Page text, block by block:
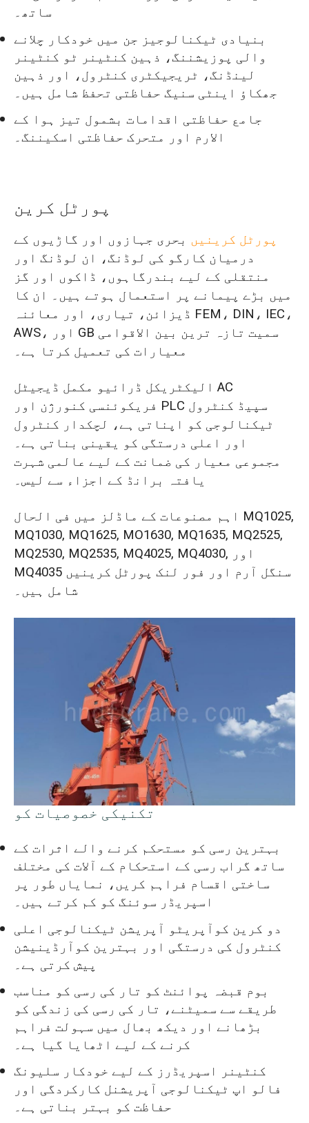
ساتھ۔
بنیادی ٹیکنالوجیز جن میں خودکار چلانے
والی پوزیشننگ، ذہین کنٹینر ٹو کنٹینر
لینڈنگ، ٹریجیکٹری کنٹرول، اور ذہین
جھکاؤ اینٹی سنیگ حفاظتی تحفظ شامل ہیں۔
جامع حفاظتی اقدامات بشمول تیز ہوا کے
الارم اور متحرک حفاظتی اسکیننگ۔
پورٹل کرین
پورٹل کرینیں بحری جہازوں اور گاڑیوں کے
درمیان کارگو کی لوڈنگ، ان لوڈنگ اور
منتقلی کے لیے بندرگاہوں، ڈاکوں اور گز
میں بڑے پیمانے پر استعمال ہوتے ہیں۔ ان کا
ڈیزائن، تیاری، اور معائنہ FEM، DIN، IEC،
AWS، اور GB سمیت تازہ ترین بین الاقوامی
معیارات کی تعمیل کرتا ہے۔
الیکٹریکل ڈرائیو مکمل ڈیجیٹل AC
فریکوئنسی کنورژن اور PLC سپیڈ کنٹرول
ٹیکنالوجی کو اپناتی ہے، لچکدار کنٹرول
اور اعلی درستگی کو یقینی بناتی ہے۔
مجموعی معیار کی ضمانت کے لیے عالمی شہرت
یافتہ برانڈ کے اجزاء سے لیس۔
اہم مصنوعات کے ماڈلز میں فی الحال MQ1025,
MQ1030, MQ1625, MO1630, MQ1635, MQ2525,
MQ2530, MQ2535, MQ4025, MQ4030, اور
MQ4035 سنگل آرم اور فور لنک پورٹل کرینیں
شامل ہیں۔
تکنیکی خصوصیات کو
بہترین رسی کو مستحکم کرنے والے اثرات کے
ساتھ گراب رسی کے استحکام کے آلات کی مختلف
ساختی اقسام فراہم کریں، نمایاں طور پر
اسپریڈر سوئنگ کو کم کرتے ہیں۔
دو کرین کوآپریٹو آپریشن ٹیکنالوجی اعلی
کنٹرول کی درستگی اور بہترین کوآرڈینیشن
پیش کرتی ہے۔
بوم قبضہ پوائنٹ کو تار کی رسی کو مناسب
طریقے سے سمیٹنے، تار کی رسی کی زندگی کو
بڑھانے اور دیکھ بھال میں سہولت فراہم
کرنے کے لیے اٹھایا گیا ہے۔
کنٹینر اسپریڈرز کے لیے خودکار سلیونگ
فالو اپ ٹیکنالوجی آپریشنل کارکردگی اور
حفاظت کو بہتر بناتی ہے۔